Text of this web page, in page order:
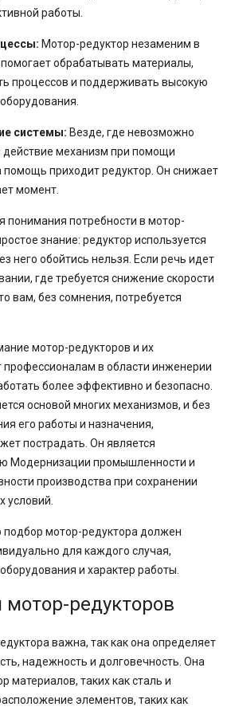
работы.
Мотор-редуктор незаменим в
обрабатывать материалы,
процессов и поддерживать высокую
системы: Везде, где невозможно
механизм при помощи
помощь приходит редуктор. Он снижает
момент.
понимания потребности в мотор-
знание: редуктор используется
него обойтись нельзя. Если речь идет
где требуется снижение скорости
вам, без сомнения, потребуется
мотор-редукторов и их
в области инженерии
более эффективно и безопасно.
основой многих механизмов, и без
его работы и назначения,
пострадать. Он является
Модернизации промышленности и
производства при сохранении
условий.
подбор мотор-редуктора должен
для каждого случая,
и характер работы.
мотор-редукторов
важна, так как она определяет
надежность и долговечность. Она
материалов, таких как сталь и
элементов, таких как